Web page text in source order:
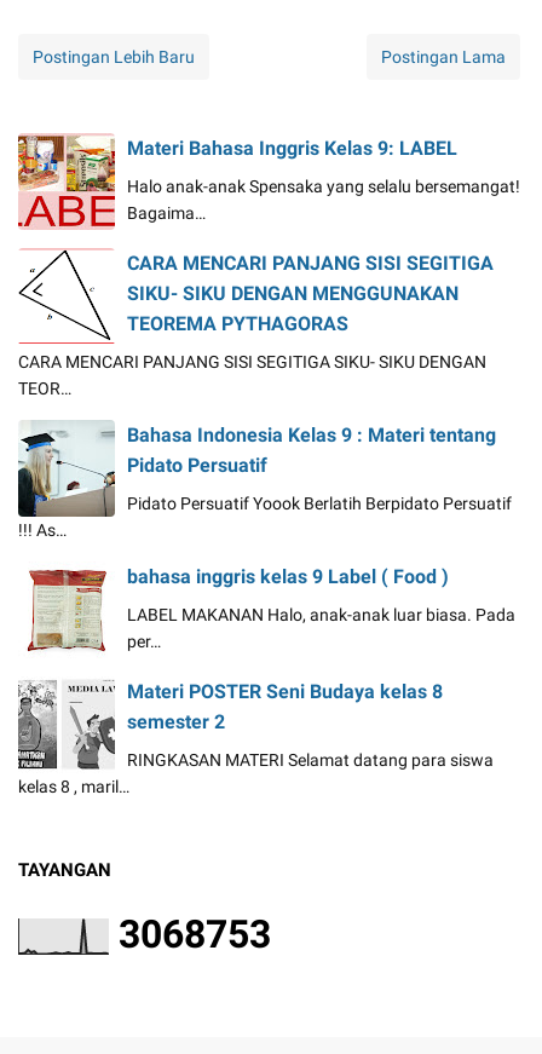
Postingan Lebih Baru Postingan Lama
Materi Bahasa Inggris Kelas 9: LABEL
Halo anak-anak Spensaka yang selalu bersemangat!
Bagaima…
CARA MENCARI PANJANG SISI SEGITIGA
SIKU- SIKU DENGAN MENGGUNAKAN
TEOREMA PYTHAGORAS
CARA MENCARI PANJANG SISI SEGITIGA SIKU- SIKU DENGAN
TEOR…
Bahasa Indonesia Kelas 9 : Materi tentang
Pidato Persuatif
Pidato Persuatif Yoook Berlatih Berpidato Persuatif
!!! As…
bahasa inggris kelas 9 Label ( Food )
LABEL MAKANAN Halo, anak-anak luar biasa. Pada
per…
Materi POSTER Seni Budaya kelas 8
semester 2
RINGKASAN MATERI Selamat datang para siswa
kelas 8 , maril…
TAYANGAN
3068753